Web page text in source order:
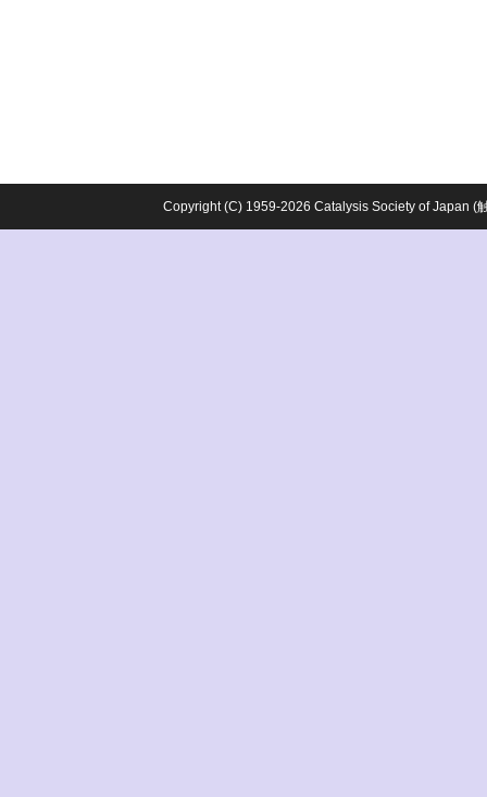
Copyright (C) 1959-2026 Catalysis Society of Japan (